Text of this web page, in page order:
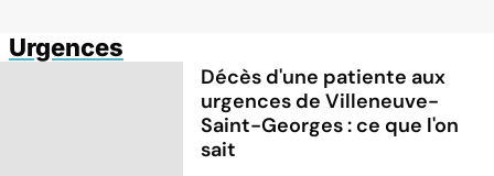
Urgences
Décès d'une patiente aux
urgences de Villeneuve-
Saint-Georges : ce que l'on
sait